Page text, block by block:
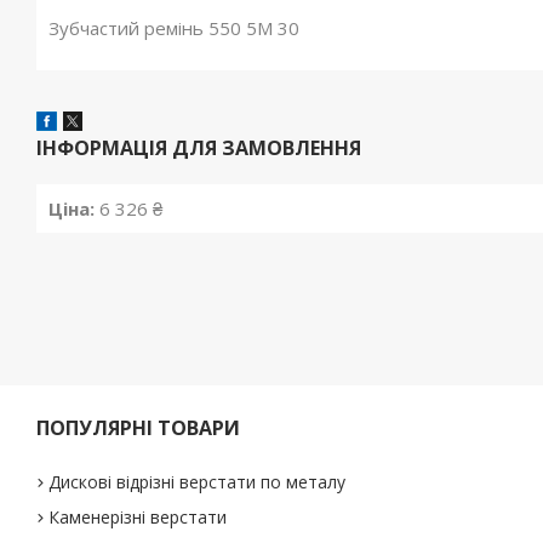
Зубчастий ремінь 550 5M 30
ІНФОРМАЦІЯ ДЛЯ ЗАМОВЛЕННЯ
Ціна: 6 326 ₴
ПОПУЛЯРНІ ТОВАРИ
Дискові відрізні верстати по металу
Каменерізні верстати